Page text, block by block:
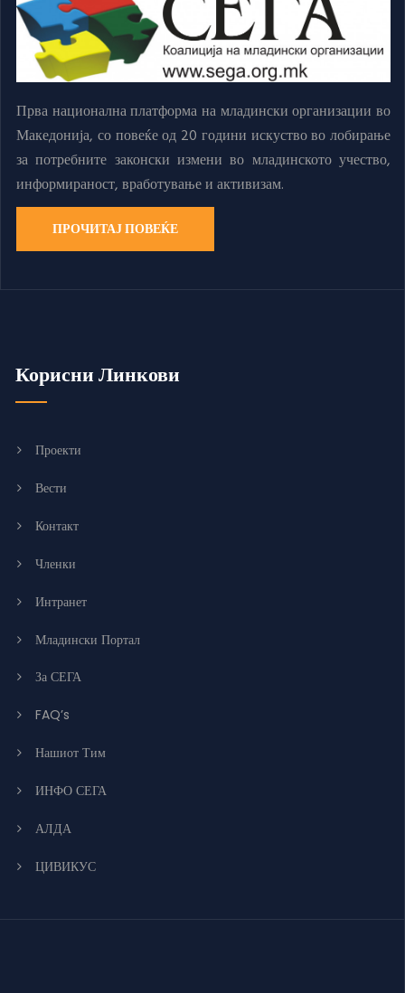
Прва национална платформа на младински организации во
Македонија, со повеќе од 20 години искуство во лобирање
за потребните законски измени во младинското учество,
информираност, вработување и активизам.
ПРОЧИТАЈ ПОВЕЌЕ
Корисни Линкови
Проекти
Вести
Контакт
Членки
Интранет
Младински Портал
За СЕГА
FAQ’s
Нашиот Тим
ИНФО СЕГА
АЛДА
ЦИВИКУС